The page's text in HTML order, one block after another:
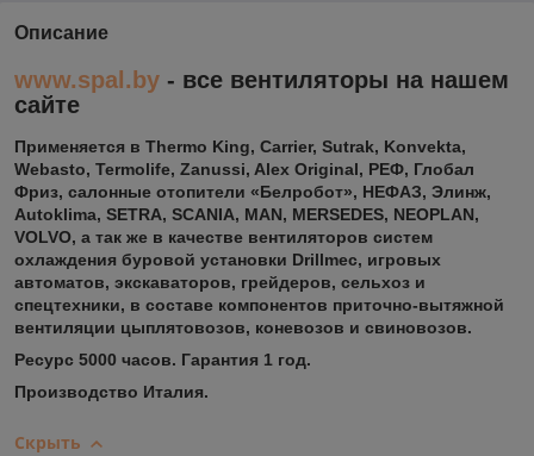
Описание
www.spal.by - все вентиляторы на нашем
сайте
Применяется в Thermo King, Carrier, Sutrak, Konvekta,
Webasto, Termolife, Zanussi, Alex Original, РЕФ, Глобал
Фриз, салонные отопители «Белробот», НЕФАЗ, Элинж,
Autoklima, SETRA, SCANIA, MAN, MERSEDES, NEOPLAN,
VOLVO, а так же в качестве вентиляторов систем
охлаждения буровой установки Drillmec, игровых
автоматов, экскаваторов, грейдеров, сельхоз и
спецтехники, в составе компонентов приточно-вытяжной
вентиляции цыплятовозов, коневозов и свиновозов.
Ресурс 5000 часов. Гарантия 1 год.
Производство Италия.
Скрыть